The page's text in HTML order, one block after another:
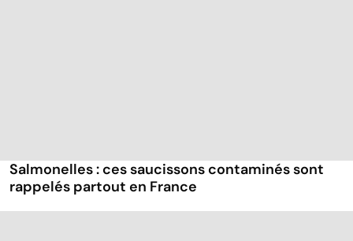
Salmonelles : ces saucissons contaminés sont
rappelés partout en France